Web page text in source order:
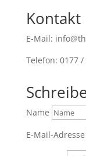
Kontakt
E-Mail:
Telefon: 0177 /
Name
E-Mail-Adresse